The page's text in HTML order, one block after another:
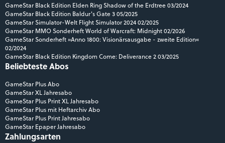
GameStar Black Edition Elden Ring Shadow of the Erdtree 03/2024
GameStar Black Edition Baldur's Gate 3 05/2025
GameStar Simulator-Welt Flight Simulator 2024 02/2025
GameStar MMO Sonderheft World of Warcraft: Midnight 02/2026
GameStar Sonderheft »Anno 1800: Visionärsausgabe - zweite Edition«
02/2024
GameStar Black Edition Kingdom Come: Deliverance 2 03/2025
Beliebteste Abos
GameStar Plus Abo
GameStar XL Jahresabo
GameStar Plus Print XL Jahresabo
GameStar Plus mit Heftarchiv Abo
GameStar Plus Print Jahresabo
GameStar Epaper Jahresabo
Zahlungsarten